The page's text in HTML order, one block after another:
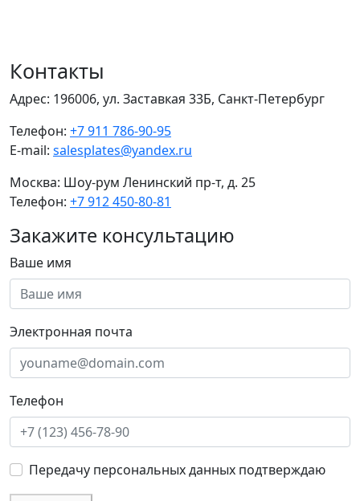
Контакты
Адрес: 196006, ул. Заставкая 33Б, Санкт-Петербург
Телефон: +7 911 786-90-95
E-mail: salesplates@yandex.ru
Москва: Шоу-рум Ленинский пр-т, д. 25
Телефон: +7 912 450-80-81
Закажите консультацию
Ваше имя
Электронная почта
Телефон
Передачу персональных данных подтверждаю